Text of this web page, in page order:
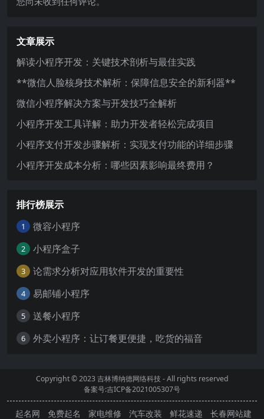
文章展示
解读小程序开发：关键技术剖析与最佳实践
**微信人脸核身技术解析：保障信息安全的新利器**
微信小程序解决方案与开发技巧全解析
小程序开发工具详解：助力开发者轻松完成项目
小程序支付开发步骤解析：实现支付功能的详细步骤
小程序开发成本分析：哪些因素影响最终费用？
排行榜展示
1 微容小程序
2 小程序盒子
3 论需求分析对应用软件开发的重要性
4 易邮铺小程序
5 送餐小程序
6 外卖小程序：让订餐更便捷，吃货的福音
Copyright © 2023吉林博纳德网络科技- All rights reserved
备案号:吉ICP备2021005307号
起名网 免费起名 家电维修 汽车改装 鲜花速递 长春网站建